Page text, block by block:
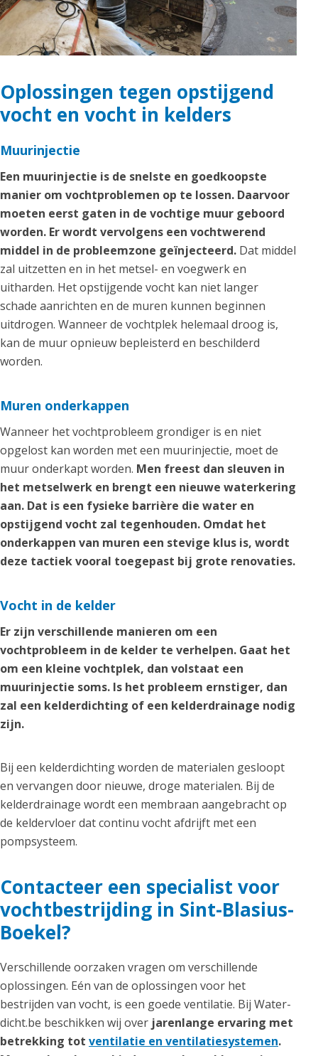
Oplossingen tegen opstijgend
vocht en vocht in kelders
Muurinjectie
Een muurinjectie is de snelste en goedkoopste
manier om vochtproblemen op te lossen. Daarvoor
moeten eerst gaten in de vochtige muur geboord
worden. Er wordt vervolgens een vochtwerend
middel in de probleemzone geïnjecteerd. Dat middel
zal uitzetten en in het metsel- en voegwerk en
uitharden. Het opstijgende vocht kan niet langer
schade aanrichten en de muren kunnen beginnen
uitdrogen. Wanneer de vochtplek helemaal droog is,
kan de muur opnieuw bepleisterd en beschilderd
worden.
Muren onderkappen
Wanneer het vochtprobleem grondiger is en niet
opgelost kan worden met een muurinjectie, moet de
muur onderkapt worden. Men freest dan sleuven in
het metselwerk en brengt een nieuwe waterkering
aan. Dat is een fysieke barrière die water en
opstijgend vocht zal tegenhouden. Omdat het
onderkappen van muren een stevige klus is, wordt
deze tactiek vooral toegepast bij grote renovaties.
Vocht in de kelder
Er zijn verschillende manieren om een
vochtprobleem in de kelder te verhelpen. Gaat het
om een kleine vochtplek, dan volstaat een
muurinjectie soms. Is het probleem ernstiger, dan
zal een kelderdichting of een kelderdrainage nodig
zijn.
Bij een kelderdichting worden de materialen gesloopt
en vervangen door nieuwe, droge materialen. Bij de
kelderdrainage wordt een membraan aangebracht op
de keldervloer dat continu vocht afdrijft met een
pompsysteem.
Contacteer een specialist voor
vochtbestrijding in Sint-Blasius-
Boekel?
Verschillende oorzaken vragen om verschillende
oplossingen. Eén van de oplossingen voor het
bestrijden van vocht, is een goede ventilatie. Bij Water-
dicht.be beschikken wij over jarenlange ervaring met
betrekking tot ventilatie en ventilatiesystemen.